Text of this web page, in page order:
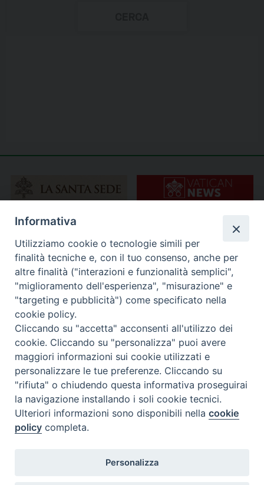
Informativa
Utilizziamo cookie o tecnologie simili per
finalità tecniche e, con il tuo consenso, anche per
altre finalità ("interazioni e funzionalità semplici",
"miglioramento dell'esperienza", "misurazione" e
"targeting e pubblicità") come specificato nella
cookie policy.
Cliccando su "accetta" acconsenti all'utilizzo dei
cookie. Cliccando su "personalizza" puoi avere
maggiori informazioni sui cookie utilizzati e
personalizzare le tue preferenze. Cliccando su
"rifiuta" o chiudendo questa informativa proseguirai
la navigazione installando i soli cookie tecnici.
Ulteriori informazioni sono disponibili nellacookie
policy completa.
Personalizza